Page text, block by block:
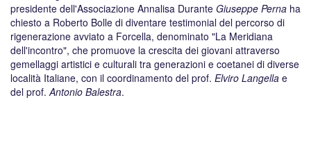
presidente dell'Associazione Annalisa Durante Giuseppe Perna ha
chiesto a Roberto Bolle di diventare testimonial del percorso di
rigenerazione avviato a Forcella, denominato "La Meridiana
dell'incontro", che promuove la crescita dei giovani attraverso
gemellaggi artistici e culturali tra generazioni e coetanei di diverse
località Italiane, con il coordinamento del prof. Elviro Langella e
del prof.Antonio Balestra.